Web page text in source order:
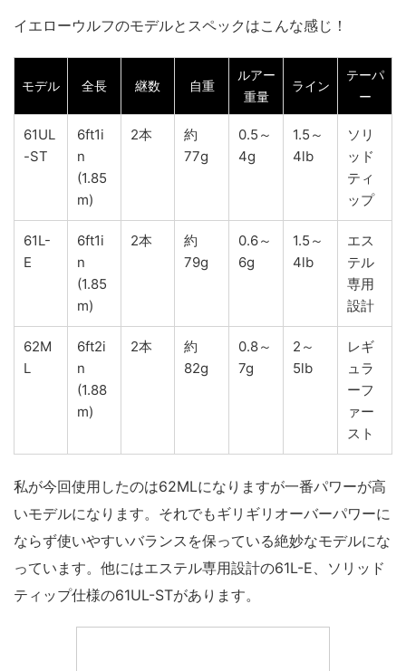
イエローウルフのモデルとスペックはこんな感じ！
モデル 全長 継数 自重
ルアー
重量
ライン
テーパ
ー
61UL
-ST
6ft1i
n
(1.85
m)
2本
約
77g
0.5～
4g
1.5～
4lb
ソリ
ッド
ティ
ップ
61L-
E
6ft1i
n
(1.85
m)
2本
約
79g
0.6～
6g
1.5～
4lb
エス
テル
専用
設計
62M
L
6ft2i
n
(1.88
m)
2本
約
82g
0.8～
7g
2～
5lb
レギ
ュラ
ーフ
ァー
スト
私が今回使用したのは62MLになりますが一番パワーが高
いモデルになります。それでもギリギリオーバーパワーに
ならず使いやすいバランスを保っている絶妙なモデルにな
っています。他にはエステル専用設計の61L-E、ソリッド
ティップ仕様の61UL-STがあります。